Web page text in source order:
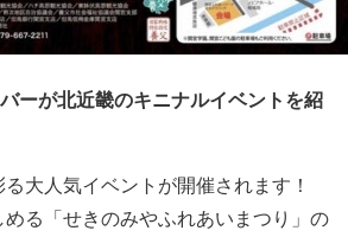
ーが北近畿のキニナルイベントを紹
大人気イベントが開催されます！
る「せきのみやふれあいまつり」の